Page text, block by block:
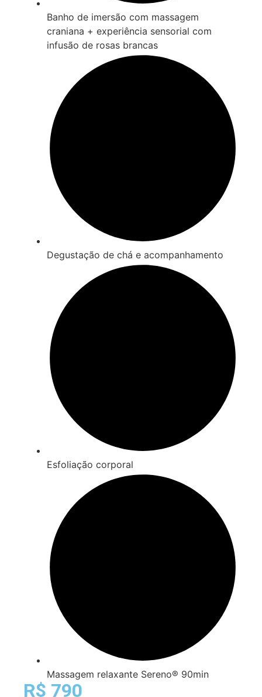
Banho de imersão com massagem
craniana + experiência sensorial com
infusão de rosas brancas
Degustação de chá e acompanhamento
Esfoliação corporal
Massagem relaxante Sereno® 90min
R$ 790